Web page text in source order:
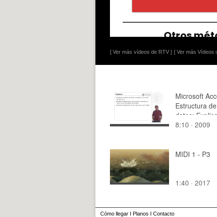
[ Ver más vídeos de RTV ] [ Ver más Vídeos
Microsoft
Estructura
datos:
modelo de
8:10 · 2009
MIDI 1 - P3
1:40 · 2017
Cómo llegar I Planos I Contacto